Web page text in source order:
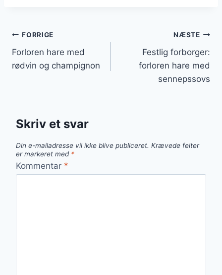
Indlægsnavigation
FORRIGE
Forloren hare med
rødvin og champignon
NÆSTE
Festlig forborger:
forloren hare med
sennepssovs
Skriv et svar
Din e-mailadresse vil ikke blive publiceret. Krævede felter
er markeret med *
Kommentar *